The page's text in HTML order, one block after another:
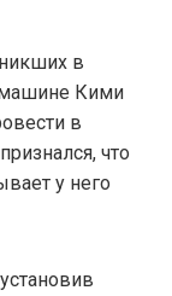
в
машине Кими
в
что
у него